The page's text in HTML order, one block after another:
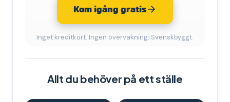
Kom igång gratis
Inget kreditkort. Ingen övervakning. Svenskbyggt.
Allt du behöver på ett ställe